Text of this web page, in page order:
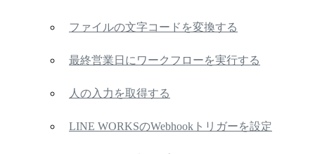
ファイルの文字コードを変換する
最終営業日にワークフローを実行する
人の入力を取得する
LINE WORKSのWebhookトリガーを設定